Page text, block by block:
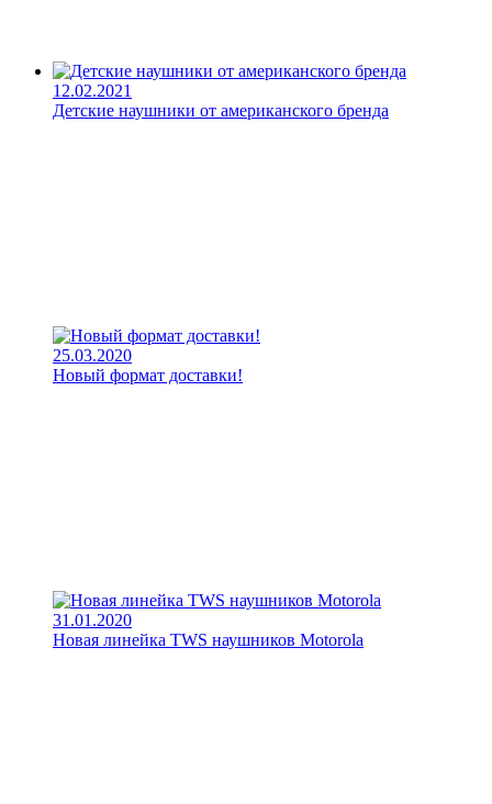
12.02.2021
Детские наушники от американского бренда
25.03.2020
Новый формат доставки!
31.01.2020
Новая линейка TWS наушников Motorola